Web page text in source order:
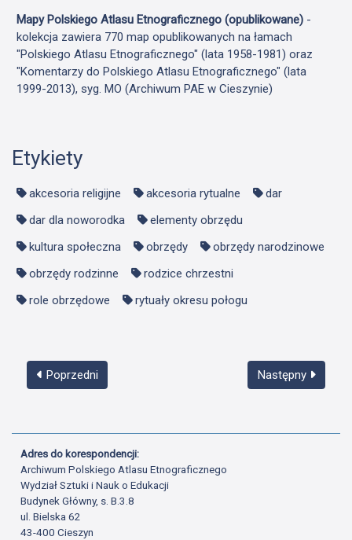
Mapy Polskiego Atlasu Etnograficznego (opublikowane) -
kolekcja zawiera 770 map opublikowanych na łamach
"Polskiego Atlasu Etnograficznego" (lata 1958-1981) oraz
"Komentarzy do Polskiego Atlasu Etnograficznego" (lata
1999-2013), syg. MO (Archiwum PAE w Cieszynie)
Etykiety
akcesoria religijne akcesoria rytualne
dar
dar dla noworodka
elementy obrzędu
kultura społeczna
obrzędy
obrzędy narodzinowe
obrzędy rodzinne
rodzice chrzestni
role obrzędowe
rytuały okresu połogu
Poprzedni Następny
Adres do korespondencji:
Archiwum Polskiego Atlasu Etnograficznego
Wydział Sztuki i Nauk o Edukacji
Budynek Główny, s. B.3.8
ul. Bielska 62
43-400 Cieszyn